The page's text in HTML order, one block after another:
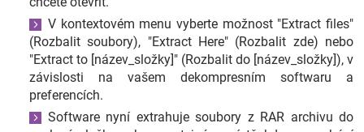
V kontextovém menu vyberte možnost "Extract files"
(Rozbalit soubory), "Extract Here" (Rozbalit zde) nebo
"Extract to [název_složky]" (Rozbalit do [název_složky]), v
závislosti na vašem dekompresním softwaru a
preferencích.
Software nyní extrahuje soubory z RAR archivu do